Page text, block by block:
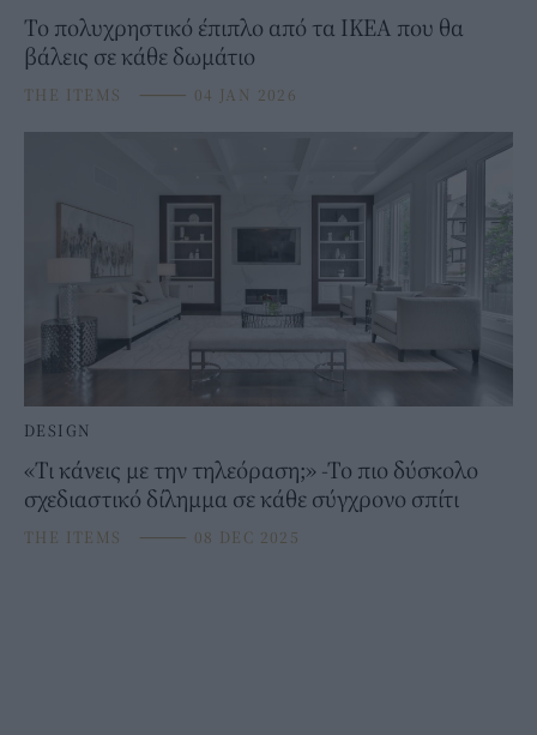
Το πολυχρηστικό έπιπλο από τα IKEA που θα
βάλεις σε κάθε δωμάτιο
THE ITEMS ⸻ 04 JAN 2026
DESIGN
«Τι κάνεις με την τηλεόραση;» -Το πιο δύσκολο
σχεδιαστικό δίλημμα σε κάθε σύγχρονο σπίτι
THE ITEMS ⸻ 08 DEC 2025